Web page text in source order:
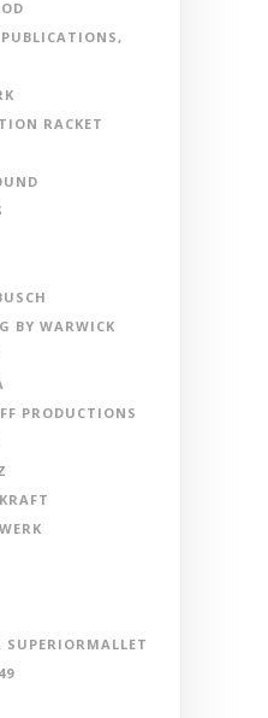
PUBLICATIONS,
RACKET
BY WARWICK
PRODUCTIONS
SUPERIORMALLET